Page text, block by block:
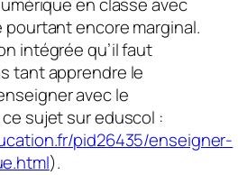
encore marginal.
intégrée qu’il faut
tant apprendre le
avec le
sujet sur eduscol :
pid26435/enseigner-
).